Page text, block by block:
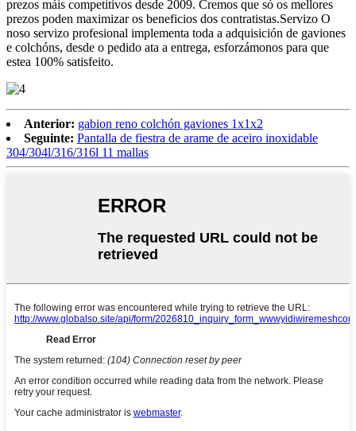
prezos máis competitivos desde 2009. Cremos que só os mellores
prezos poden maximizar os beneficios dos contratistas.Servizo O
noso servizo profesional implementa toda a adquisición de gaviones
e colchóns, desde o pedido ata a entrega, esforzámonos para que
estea 100% satisfeito.
Anterior: gabion reno colchón gaviones 1x1x2
Seguinte: Pantalla de fiestra de arame de aceiro inoxidable
304/304l/316/316l 11 mallas